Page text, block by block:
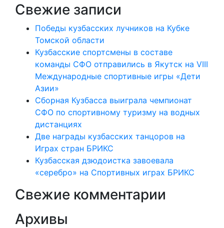
Свежие записи
Победы кузбасских лучников на Кубке
Томской области
Кузбасские спортсмены в составе
команды СФО отправились в Якутск на VIII
Международные спортивные игры «Дети
Азии»
Сборная Кузбасса выиграла чемпионат
СФО по спортивному туризму на водных
дистанциях
Две награды кузбасских танцоров на
Играх стран БРИКС
Кузбасская дзюдоистка завоевала
«серебро» на Спортивных играх БРИКС
Свежие комментарии
Архивы